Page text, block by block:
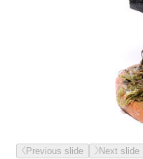
Previous slide Next slide